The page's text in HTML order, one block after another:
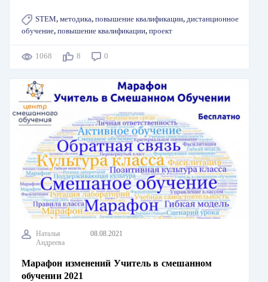
STEM, методика, повышение квалификации, дистанционное
обучение, повышение квалификации, проект
1068 8 0
Наталья
Андреева
08.08.2021
Марафон изменений Учитель в смешанном
обучении 2021